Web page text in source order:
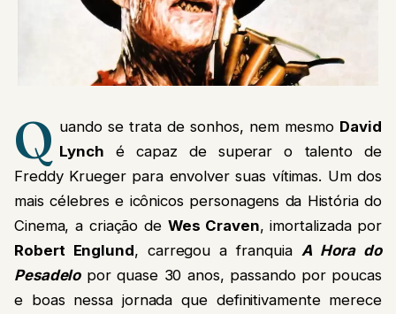
Q uando se trata de sonhos, nem mesmo David
Lynch é capaz de superar o talento de
Freddy Krueger para envolver suas vítimas. Um dos
mais célebres e icônicos personagens da História do
Cinema, a criação de Wes Craven, imortalizada por
Robert Englund, carregou a franquia A Hora do
Pesadelopor quase 30 anos, passando por poucas
e boas nessa jornada que definitivamente merece